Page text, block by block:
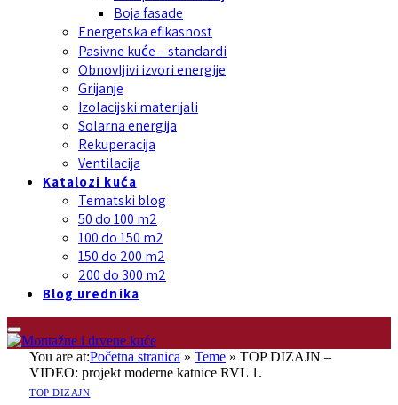
Boja fasade
Energetska efikasnost
Pasivne kuće – standardi
Obnovljivi izvori energije
Grijanje
Izolacijski materijali
Solarna energija
Rekuperacija
Ventilacija
Katalozi kuća
Tematski blog
50 do 100 m2
100 do 150 m2
150 do 200 m2
200 do 300 m2
Blog urednika
You are at:Početna stranica » Teme » TOP DIZAJN –
VIDEO: projekt moderne katnice RVL 1.
TOP DIZAJN